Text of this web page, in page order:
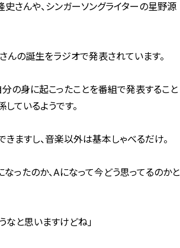
さんや、シンガーソングライターの星野源
んの誕生をラジオで発表されています。
の身に起こったことを番組で発表すること
ているようです。
ますし、音楽以外は基本しゃべるだけ。
なったのか、Aになって今どう思ってるのかと
なと思いますけどね」